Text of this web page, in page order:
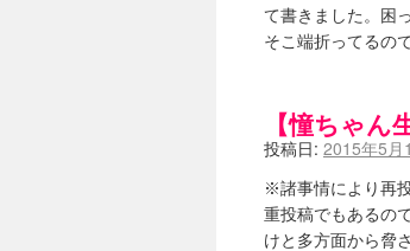
て書きました。困
そこ端折ってるの
【憧ちゃ
投稿日: 2015年5月
※諸事情により再
重投稿でもあるの
けと多方面から脅